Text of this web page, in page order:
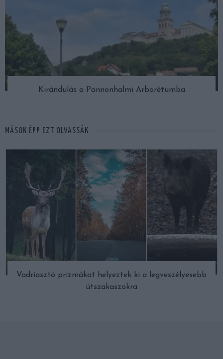
Kirándulás a Pannonhalmi Arborétumba
MÁSOK ÉPP EZT OLVASSÁK
Vadriasztó prizmákat helyeztek ki a legveszélyesebb
útszakaszokra